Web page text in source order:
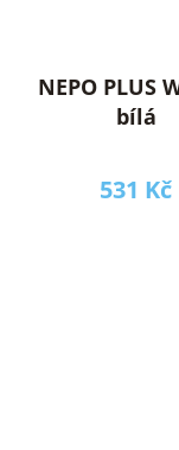
NEPO PLUS
bílá
531 Kč